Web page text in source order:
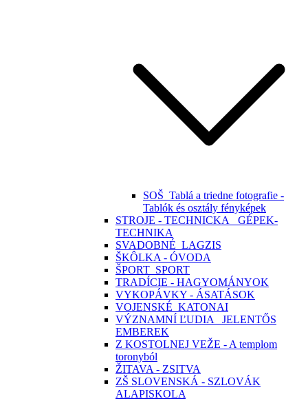
SOŠ_Tablá a triedne fotografie -
Tablók és osztály fényképek
STROJE - TECHNICKA_ GÉPEK-
TECHNIKA
SVADOBNÉ_LAGZIS
ŠKÔLKA - ÓVODA
ŠPORT_SPORT
TRADÍCIE - HAGYOMÁNYOK
VYKOPÁVKY - ÁSATÁSOK
VOJENSKÉ_KATONAI
VÝZNAMNÍ ĽUDIA _JELENTŐS
EMBEREK
Z KOSTOLNEJ VEŽE - A templom
toronyból
ŽITAVA - ZSITVA
ZŠ SLOVENSKÁ - SZLOVÁK
ALAPISKOLA